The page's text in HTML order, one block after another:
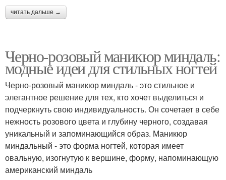
читать дальше →
Черно-розовый маникюр миндаль:
модные идеи для стильных ногтей
Черно-розовый маникюр миндаль - это стильное и
элегантное решение для тех, кто хочет выделиться и
подчеркнуть свою индивидуальность. Он сочетает в себе
нежность розового цвета и глубину черного, создавая
уникальный и запоминающийся образ. Маникюр
миндальный - это форма ногтей, которая имеет
овальную, изогнутую к вершине, форму, напоминающую
американский миндаль